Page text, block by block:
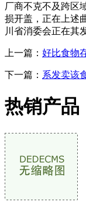
厂商不克不及跨区
损开盖，正在上述
川省消委会正在其
上一篇： 好比食物
下一篇： 系发卖该
热销产品